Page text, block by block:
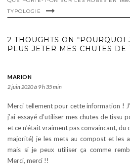
TYPOLOGIE
2 THOUGHTS ON “POURQUOI
PLUS JETER MES CHUTES DE
MARION
2 juin 2020 à 9 h 35 min
Merci tellement pour cette information !
j’ai essayé d’utiliser mes chutes de tissu
et ce n’était vraiment pas convaincant, du
majorité) je les mets au compost et les
mais si je peux utiliser ça comme
Merci, merci !!